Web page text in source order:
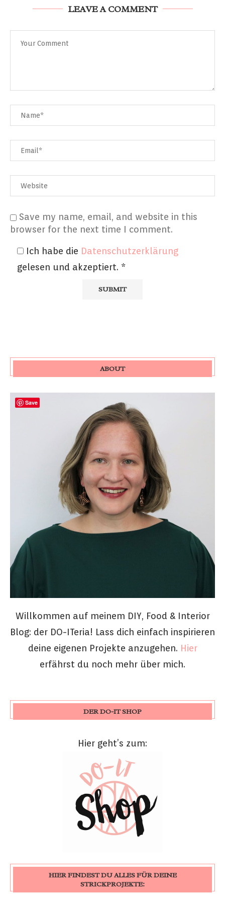
LEAVE A COMMENT
Save my name, email, and website in this
browser for the next time I comment.
Ich habe die Datenschutzerklärung
gelesen und akzeptiert. *
ABOUT
Willkommen auf meinem DIY, Food & Interior
Blog: der DO-ITeria! Lass dich einfach inspirieren
deine eigenen Projekte anzugehen. Hier
erfährst du noch mehr über mich.
DER DO-IT SHOP
Hier geht’s zum:
HIER FINDEST DU ALLES FÜR DEINE
STRICKPROJEKTE:
Save